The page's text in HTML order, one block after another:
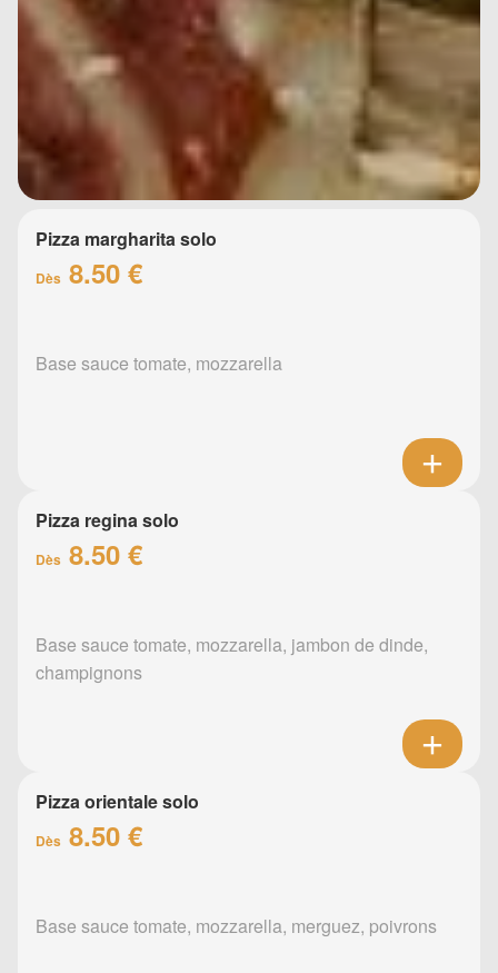
Pizza margharita solo
Dès 8.50 €
Base sauce tomate, mozzarella
Pizza regina solo
Dès 8.50 €
Base sauce tomate, mozzarella, jambon de dinde,
champignons
Pizza orientale solo
Dès 8.50 €
Base sauce tomate, mozzarella, merguez, poivrons